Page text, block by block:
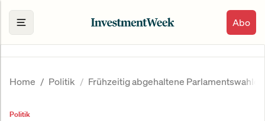
Abo
Home Politik Frühzeitig abgehaltene
Politik